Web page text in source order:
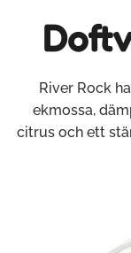
River Rock
ekmossa,
citrus och ett